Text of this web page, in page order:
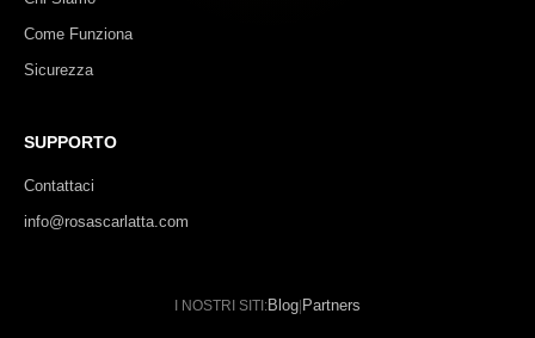
Come Funziona
Sicurezza
SUPPORTO
Contattaci
info@rosascarlatta.com
I NOSTRI SITI:Blog Partners